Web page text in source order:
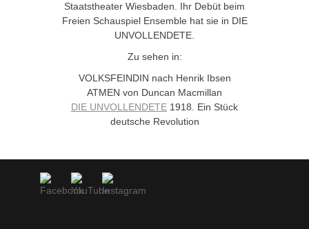
Staatstheater Wiesbaden. Ihr Debüt beim
Freien Schauspiel Ensemble hat sie in DIE
UNVOLLENDETE.
Zu sehen in:
VOLKSFEINDIN nach Henrik Ibsen
ATMEN von Duncan Macmillan
DIE UNVOLLENDETE 1918. Ein Stück
deutsche Revolution